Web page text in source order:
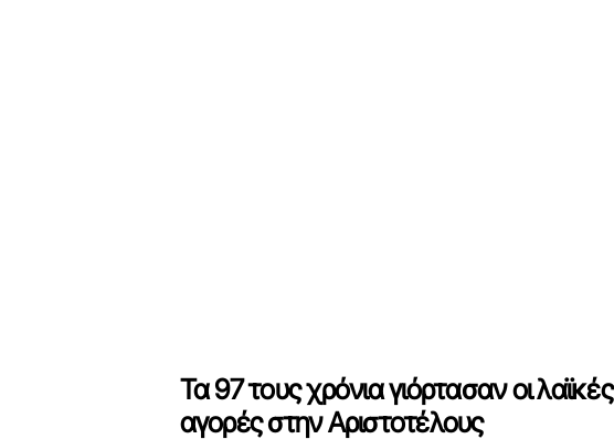
Τα 97 τους χρόνια γιόρτασαν οι λαϊκές
αγορές στην Αριστοτέλους